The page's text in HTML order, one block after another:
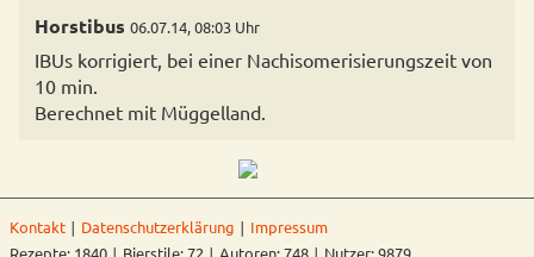
Horstibus 06.07.14, 08:03 Uhr
IBUs korrigiert, bei einer Nachisomerisierungszeit von
10 min.
Berechnet mit Müggelland.
Kontakt ∣ Datenschutzerklärung ∣ Impressum
Rezepte: 1840 ∣ Bierstile: 72 ∣ Autoren: 748 ∣ Nutzer: 9879